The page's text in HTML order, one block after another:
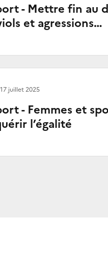
- Mettre fin au
et agressions…
- Femmes et
l’égalité
17 juillet 2025